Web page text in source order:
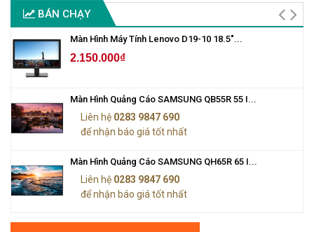
BÁN CHẠY
Màn Hình Máy Tính Lenovo D19-10 18.5"...
2.150.000₫
Màn Hình Quảng Cáo SAMSUNG QB55R 55 I...
Liên hệ 0283 9847 690
để nhận báo giá tốt nhất
Màn Hình Quảng Cáo SAMSUNG QH65R 65 I...
Liên hệ 0283 9847 690
để nhận báo giá tốt nhất